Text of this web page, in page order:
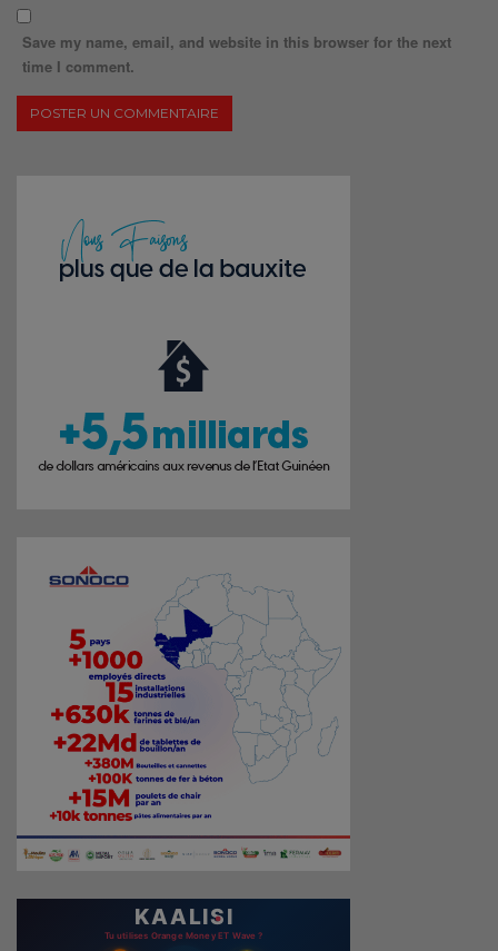
Save my name, email, and website in this browser for the next
time I comment.